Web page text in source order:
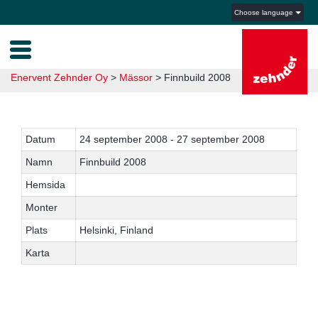
Choose language
Enervent Zehnder Oy > Mässor > Finnbuild 2008
Datum
24 september 2008 - 27 september 2008
Namn
Finnbuild 2008
Hemsida
Monter
Plats
Helsinki, Finland
Karta